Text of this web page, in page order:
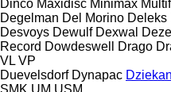
Dinco Maxidisc Minimax
Degelman Del Morino Deleks
Desvoys Dewulf Dexwal
Record Dowdeswell Drago
VL VP
Duevelsdorf Dynapac Dziekan
SMK UM USM